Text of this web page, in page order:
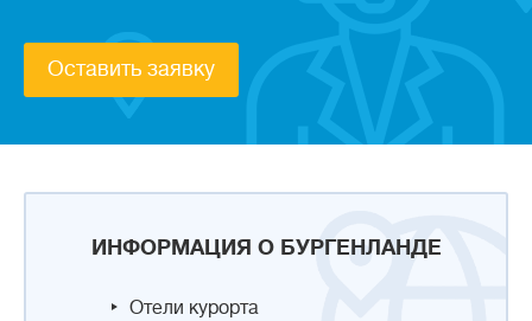
ИНФОРМАЦИЯ О БУРГЕНЛАНДЕ
Отели курорта
Оставить заявку